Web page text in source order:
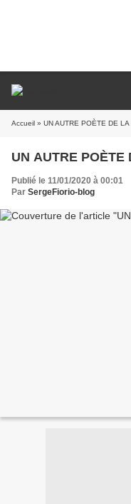
Accueil » UN AUTRE POÈTE DE LA
UN AUTRE POÈTE
Publié le 11/01/2020 à 00:01
Par SergeFiorio-blog